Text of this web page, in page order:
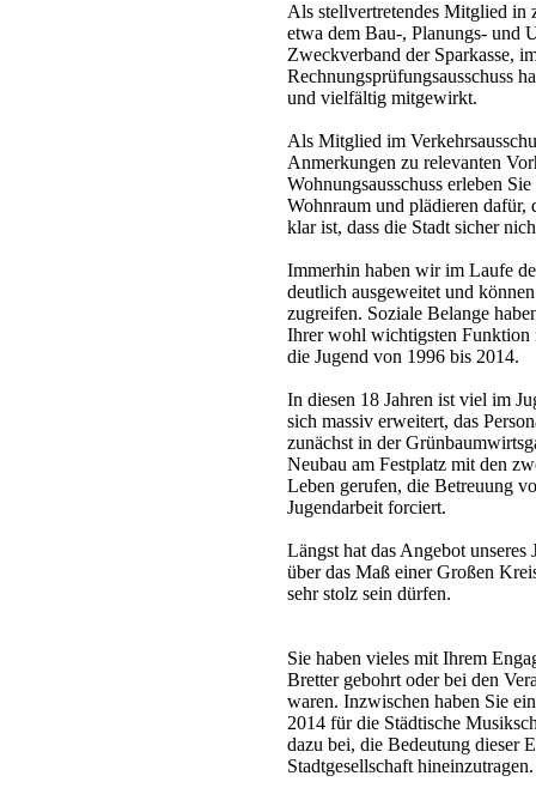
Als stellvertretendes Mitglied in
etwa dem Bau-, Planungs- und
Zweckverband der Sparkasse,
Rechnungsprüfungsausschuss
und vielfältig mitgewirkt.
Als Mitglied im
Anmerkungen zu relevanten
Wohnungsausschuss erleben
Wohnraum und plädieren
klar ist, dass die Stadt sicher
Immerhin haben wir im Laufe
deutlich ausgeweitet und
zugreifen. Soziale Belange
Ihrer wohl wichtigsten Funktion
die Jugend von 1996 bis 2014.
In diesen 18 Jahren ist viel im
sich massiv erweitert, das
zunächst in der
Neubau am Festplatz mit den
Leben gerufen, die Betreuung
Jugendarbeit forciert.
Längst hat das Angebot
über das Maß einer Großen
sehr stolz sein dürfen.
Sie haben vieles mit Ihrem
Bretter gebohrt oder bei den
waren. Inzwischen haben Sie
2014 für die Städtische
dazu bei, die Bedeutung dieser
Stadtgesellschaft hineinzutragen.